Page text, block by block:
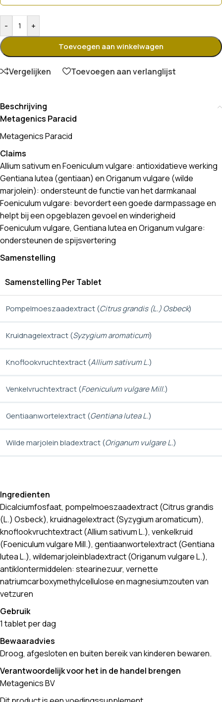
- +
Toevoegen aan winkelwagen
Vergelijken Toevoegen aan verlanglijst
Beschrijving
Metagenics Paracid
Metagenics Paracid
Claims
Allium sativum en Foeniculum vulgare: antioxidatieve werking
Gentiana lutea (gentiaan) en Origanum vulgare (wilde
marjolein): ondersteunt de functie van het darmkanaal
Foeniculum vulgare: bevordert een goede darmpassage en
helpt bij een opgeblazen gevoel en winderigheid
Foeniculum vulgare, Gentiana lutea en Origanum vulgare:
ondersteunen de spijsvertering
Samenstelling
Samenstelling Per Tablet
Pompelmoeszaadextract (Citrus grandis (L.) Osbeck)
Kruidnagelextract (Syzygium aromaticum)
Knoflookvruchtextract (Allium sativum L.)
Venkelvruchtextract (Foeniculum vulgare Mill.)
Gentiaanwortelextract (Gentiana lutea L.)
Wilde marjolein bladextract (Origanum vulgare L.)
Ingredienten
Dicalciumfosfaat, pompelmoeszaadextract (Citrus grandis
(L.) Osbeck), kruidnagelextract (Syzygium aromaticum),
knoflookvruchtextract (Allium sativum L.), venkelkruid
(Foeniculum vulgare Mill.), gentiaanwortelextract (Gentiana
lutea L.), wildemarjoleinbladextract (Origanum vulgare L.),
antiklontermiddelen: stearinezuur, vernette
natriumcarboxymethylcellulose en magnesiumzouten van
vetzuren
Gebruik
1 tablet per dag
Bewaaradvies
Droog, afgesloten en buiten bereik van kinderen bewaren.
Verantwoordelijk voor het in de handel brengen
Metagenics BV